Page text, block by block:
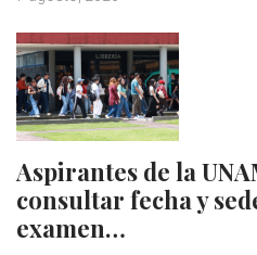
Aspirantes de la
consultar fecha y
examen…